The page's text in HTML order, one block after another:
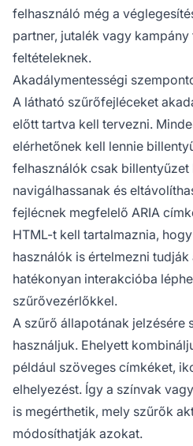
felhasználó még a
partner, jutalék vagy
feltételeknek.
Akadálymentességi
A látható szűrőfejléceket
előtt tartva kell tervezni.
elérhetőnek kell lennie
felhasználók csak billentyűzet
navigálhassanak és
fejlécnek megfelelő ARIA
HTML-t kell tartalmaznia,
használók is értelmezni
hatékonyan interakcióba
szűrővezérlőkkel.
A szűrő állapotának jelzésére
használjuk. Ehelyett
például szöveges címkéket,
elhelyezést. Így a színvak
is megérthetik, mely szűrők
módosíthatják azokat.